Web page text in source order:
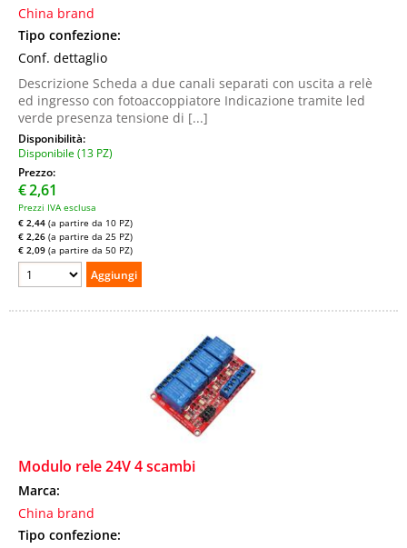
China brand
Tipo confezione:
Conf. dettaglio
Descrizione Scheda a due canali separati con uscita a relè
ed ingresso con fotoaccoppiatore Indicazione tramite led
verde presenza tensione di [...]
Disponibilità:
Disponibile (13 PZ)
Prezzo:
€2,61
Prezzi IVA esclusa
€ 2,44 (a partire da 10 PZ)
€ 2,26 (a partire da 25 PZ)
€ 2,09 (a partire da 50 PZ)
Modulo rele 24V 4 scambi
Marca:
China brand
Tipo confezione: